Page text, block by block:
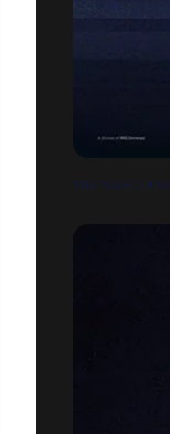
THE MAGICIANS